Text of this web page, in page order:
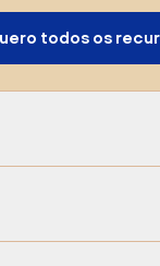
todos os